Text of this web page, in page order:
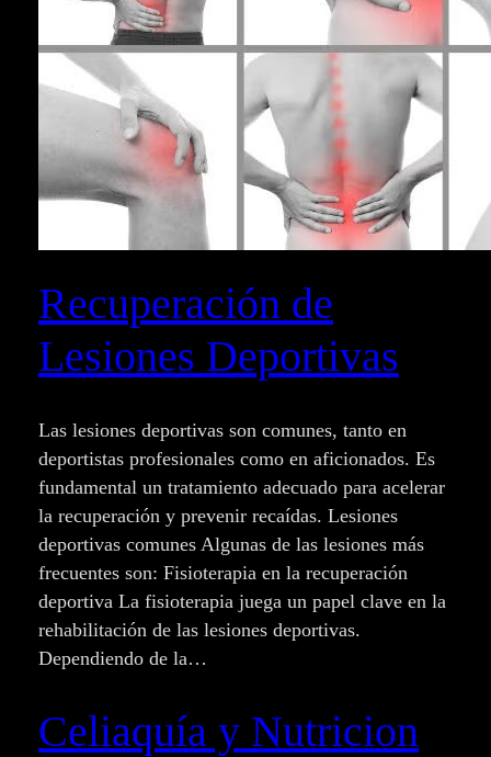
Recuperación de
Lesiones Deportivas
Las lesiones deportivas son comunes, tanto en
deportistas profesionales como en aficionados. Es
fundamental un tratamiento adecuado para acelerar
la recuperación y prevenir recaídas. Lesiones
deportivas comunes Algunas de las lesiones más
frecuentes son: Fisioterapia en la recuperación
deportiva La fisioterapia juega un papel clave en la
rehabilitación de las lesiones deportivas.
Dependiendo de la…
Celiaquía y Nutricion